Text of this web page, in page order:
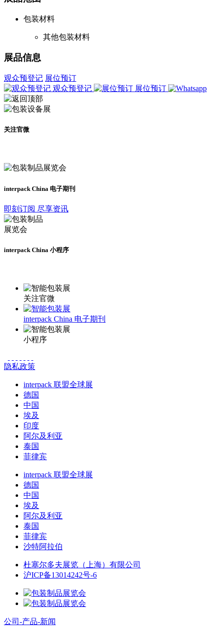
包装材料
其他包装材料
展品信息
观众预登记 展位预订
观众预登记
展位预订
关注官微
interpack China 电子期刊
即刻订阅 尽享资讯
interpack China 小程序
关注官微
interpack China 电子期刊
小程序
隐私政策
interpack 联盟全球展
德国
中国
埃及
印度
阿尔及利亚
泰国
菲律宾
interpack 联盟全球展
德国
中国
埃及
阿尔及利亚
泰国
菲律宾
沙特阿拉伯
杜塞尔多夫展览（上海）有限公司
沪ICP备13014242号-6
公司-产品-新闻